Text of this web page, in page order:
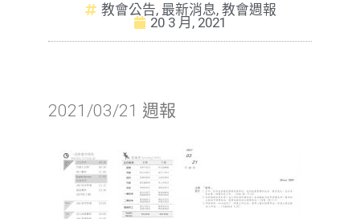
教會公告, 最新消息, 教會週報
20 3 月, 2021
2021/03/21 週報